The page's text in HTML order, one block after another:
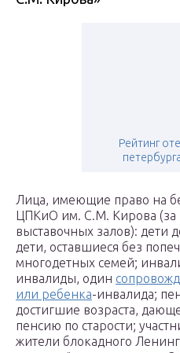
Рейтинг
Лица, имеющие право на
ЦПКиО им. С.М. Кирова (за
выставочных залов): дети
дети, оставшиеся без
многодетных семей;
инвалиды, один
или ребенка-инвалида;
достигшие возраста,
пенсию по старости;
жители блокадного